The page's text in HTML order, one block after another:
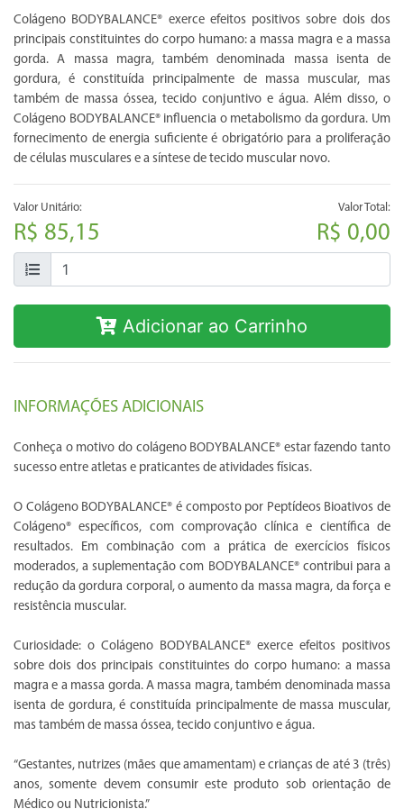
Colágeno BODYBALANCE® exerce efeitos positivos sobre dois dos
principais constituintes do corpo humano: a massa magra e a massa
gorda. A massa magra, também denominada massa isenta de
gordura, é constituída principalmente de massa muscular, mas
também de massa óssea, tecido conjuntivo e água. Além disso, o
Colágeno BODYBALANCE® influencia o metabolismo da gordura. Um
fornecimento de energia suficiente é obrigatório para a proliferação
de células musculares e a síntese de tecido muscular novo.
Valor Unitário:
R$ 85,15
Valor Total:
R$ 0,00
Adicionar ao Carrinho
INFORMAÇÕES ADICIONAIS
Conheça o motivo do colágeno BODYBALANCE® estar fazendo tanto
sucesso entre atletas e praticantes de atividades físicas.
O Colágeno BODYBALANCE® é composto por Peptídeos Bioativos de
Colágeno® específicos, com comprovação clínica e científica de
resultados. Em combinação com a prática de exercícios físicos
moderados, a suplementação com BODYBALANCE® contribui para a
redução da gordura corporal, o aumento da massa magra, da força e
resistência muscular.
Curiosidade: o Colágeno BODYBALANCE® exerce efeitos positivos
sobre dois dos principais constituintes do corpo humano: a massa
magra e a massa gorda. A massa magra, também denominada massa
isenta de gordura, é constituída principalmente de massa muscular,
mas também de massa óssea, tecido conjuntivo e água.
“Gestantes, nutrizes (mães que amamentam) e crianças de até 3 (três)
anos, somente devem consumir este produto sob orientação de
Médico ou Nutricionista.”